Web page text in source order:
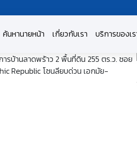
ค้นหานายหน้า เกี่ยวกับเรา บริการของเ